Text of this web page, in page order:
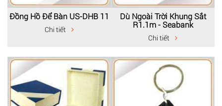
Đồng Hồ Để Bàn US-DHB 11
Chi tiết
Dù Ngoài Trời Khung Sắt
R1.1m - Seabank
Chi tiết